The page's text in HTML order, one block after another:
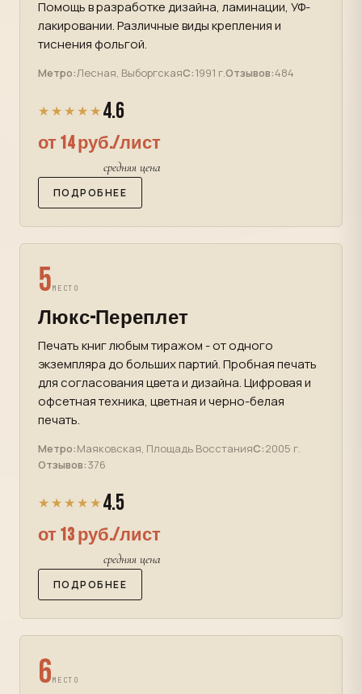
Помощь в разработке дизайна, ламинации, УФ-
лакировании. Различные виды крепления и
тиснения фольгой.
Метро:Лесная, ВыборгскаяС:1991 г.Отзывов:484
★★★★★ 4.6
от 14 руб./лист
средняя цена
ПОДРОБНЕЕ
5МЕСТО
Люкс-Переплет
Печать книг любым тиражом - от одного
экземпляра до больших партий. Пробная печать
для согласования цвета и дизайна. Цифровая и
офсетная техника, цветная и черно-белая
печать.
Метро:Маяковская, Площадь ВосстанияС:2005 г.
Отзывов:376
★★★★★ 4.5
от 13 руб./лист
средняя цена
ПОДРОБНЕЕ
6МЕСТО